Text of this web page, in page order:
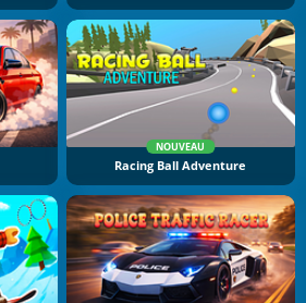
NOUVEAU
Racing Ball Adventure